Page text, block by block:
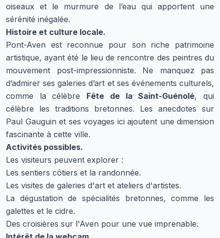
oiseaux et le murmure de l’eau qui apportent une
sérénité inégalée.
Histoire et culture locale.
Pont-Aven est reconnue pour son riche patrimoine
artistique, ayant été le lieu de rencontre des peintres du
mouvement post-impressionniste. Ne manquez pas
d’admirer ses galeries d’art et ses événements culturels,
comme la célèbre Fête de la Saint-Guénolé, qui
célèbre les traditions bretonnes. Les anecdotes sur
Paul Gauguin et ses voyages ici ajoutent une dimension
fascinante à cette ville.
Activités possibles.
Les visiteurs peuvent explorer :
Les sentiers côtiers et la randonnée.
Les visites de galeries d'art et ateliers d'artistes.
La dégustation de spécialités bretonnes, comme les
galettes et le cidre.
Des croisières sur l'Aven pour une vue imprenable.